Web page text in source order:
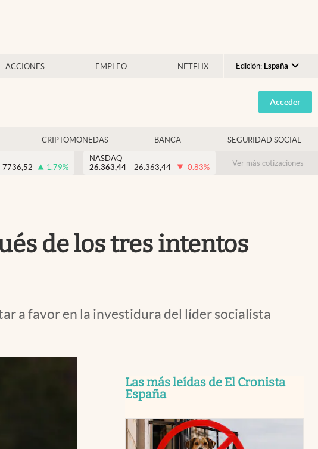
ACCIONES EMPLEO NETFLIX Edición: España
Argentina
España
USA
Colombia
Acceder
CRIPTOMONEDAS BANCA SEGURIDAD SOCIAL
7736,52 1.79%
NASDAQ
26.363,44
26.363,44 -0.83% Ver más cotizaciones
de los tres intentos
a favor en la investidura del líder socialista
Las más leídas de El Cronista
España